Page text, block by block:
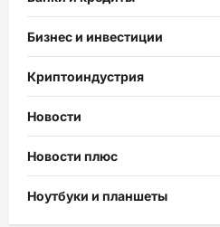
Бизнес и инвестиции
Криптоиндустрия
Новости
Новости плюс
Ноутбуки и планшеты